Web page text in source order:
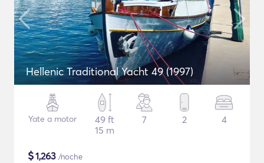
Hellenic Traditional Yacht 49 (1997)
Yate a motor
49 ft
15 m
7 2 4
$1,263 /noche